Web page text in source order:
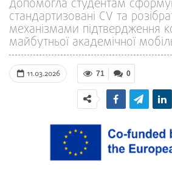
допомогла студентам
стандартизовані CV та
механізмами підтвердження
майбутньої академічної
11.03.2026 0
71